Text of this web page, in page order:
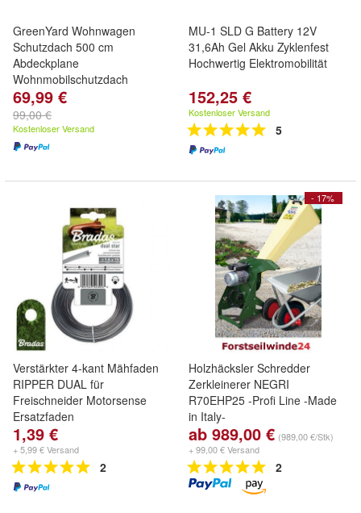
GreenYard Wohnwagen
Schutzdach 500 cm
Abdeckplane
Wohnmobilschutzdach
69,99 €
99,00 €
Kostenloser Versand
MU-1 SLD G Battery 12V
31,6Ah Gel Akku Zyklenfest
Hochwertig Elektromobilität
152,25 €
Kostenloser Versand
5
Verstärkter 4-kant Mähfaden
RIPPER DUAL für
Freischneider Motorsense
Ersatzfaden
1,39 €
+ 5,99 € Versand
2
- 17%
Holzhäcksler Schredder
Zerkleinerer NEGRI
R70EHP25 -Profi Line -Made
in Italy-
ab 989,00 € (989,00 €/Stk)
+ 99,00 € Versand
2